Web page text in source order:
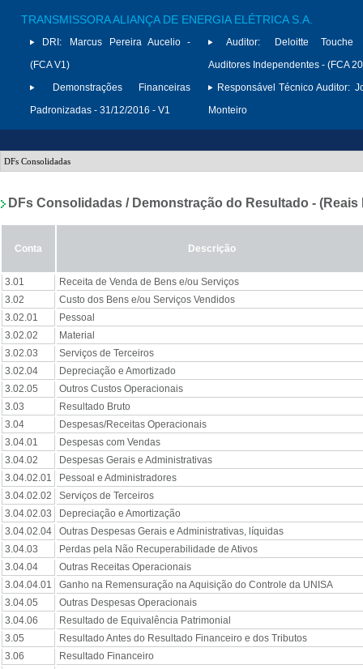
TRANSMISSORA ALIANÇA DE ENERGIA ELÉTRICA S.A.
DRI:
Marcus Pereira Aucelio -
(FCA V1)
Demonstrações Financeiras
Padronizadas - 31/12/2016 - V1
Auditor:
Deloitte Touche
Auditores Independentes - (FCA
Responsável Técnico Auditor:
Monteiro